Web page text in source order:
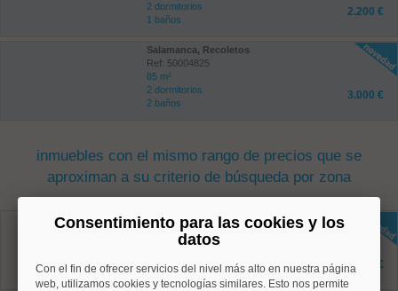
2 dormitorios
1 baños
2.200 €
Salamanca, Recoletos
Ref: 50004825
85 m²
2 dormitorios
2 baños
3.000 €
inmuebles con el mismo rango de precios que se
aproximan a su criterio de búsqueda por zona
Centro, Justicia
Ref: 50004826
1 baños
1.350 €
Consentimiento para las cookies y los
datos
Con el fin de ofrecer servicios del nivel más alto en nuestra página
web, utilizamos cookies y tecnologías similares. Esto nos permite